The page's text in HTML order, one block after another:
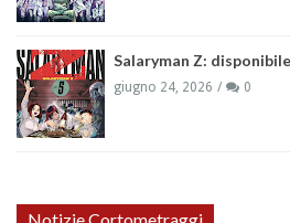
Salaryman Z:
giugno 24, 2026 0